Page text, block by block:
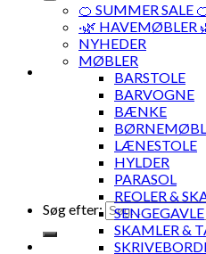
Søg efter:
🍊 SUMMER SALE
·🌿 HAVEMØBLER
NYHEDER
MØBLER
BARSTOLE
BARVOGNE
BÆNKE
LÆNESTOLE
HYLDER
PARASOL
REOLER &
SENGEGAVLE
SKAMLER &